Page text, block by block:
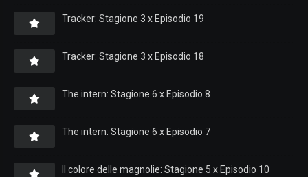
Tracker: Stagione 3 x Episodio 19
Tracker: Stagione 3 x Episodio 18
The intern: Stagione 6 x Episodio 8
The intern: Stagione 6 x Episodio 7
Il colore delle magnolie: Stagione 5 x Episodio 10